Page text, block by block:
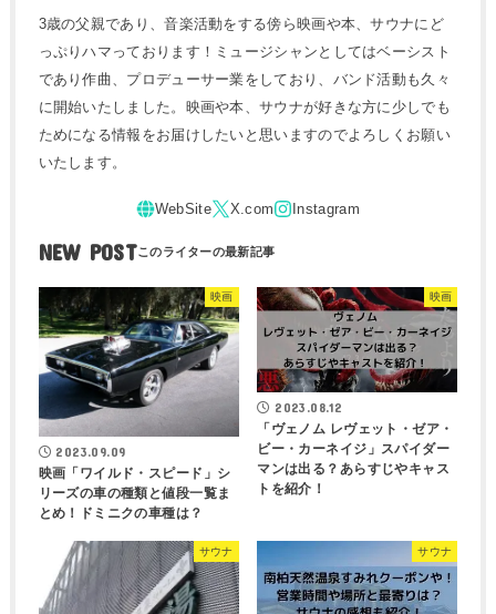
3歳の父親であり、音楽活動をする傍ら映画や本、サウナにど
っぷりハマっております！ミュージシャンとしてはベーシスト
であり作曲、プロデューサー業をしており、バンド活動も久々
に開始いたしました。映画や本、サウナが好きな方に少しでも
ためになる情報をお届けしたいと思いますのでよろしくお願い
いたします。
NEW POST
映画
2023.09.09
映画「ワイルド・スピード」シ
リーズの車の種類と値段一覧ま
とめ！ドミニクの車種は？
映画
2023.08.12
「ヴェノム レヴェット・ゼア・
ビー・カーネイジ」スパイダー
マンは出る？あらすじやキャス
トを紹介！
サウナ サウナ